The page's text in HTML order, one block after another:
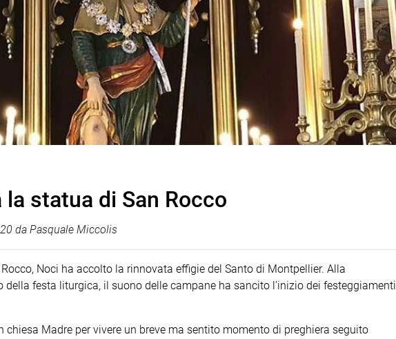
statua di San Rocco
da Pasquale Miccolis
Noci ha accolto la rinnovata effigie del Santo di Montpellier. Alla
della festa liturgica, il suono delle campane ha sancito l’inizio dei festeggiamenti
chiesa Madre per vivere un breve ma sentito momento di preghiera seguito